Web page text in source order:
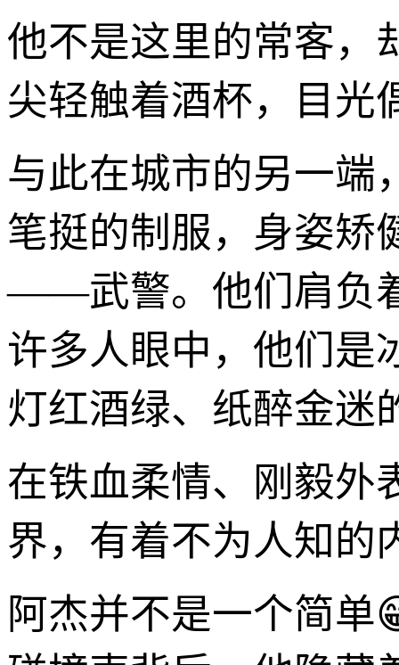
他不是这里的常客，
尖轻触着酒杯，目光
与此在城市的另一端
笔挺的制服，身姿矫
——武警。他们肩负
许多人眼中，他们是
灯红酒绿、纸醉金迷
在铁血柔情、刚毅外
界，有着不为人知的
阿杰并不是一个简